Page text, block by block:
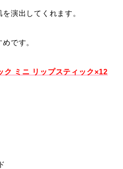
演出してくれます。
です。
ク ミニ リップスティック×12